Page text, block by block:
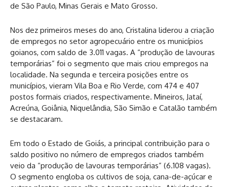
de São Paulo, Minas Gerais e Mato Grosso.
Nos dez primeiros meses do ano, Cristalina liderou a criação
de empregos no setor agropecuário entre os municípios
goianos, com saldo de 3.011 vagas. A “produção de lavouras
temporárias” foi o segmento que mais criou empregos na
localidade. Na segunda e terceira posições entre os
municípios, vieram Vila Boa e Rio Verde, com 474 e 407
postos formais criados, respectivamente. Mineiros, Jataí,
Acreúna, Goiânia, Niquelândia, São Simão e Catalão também
se destacaram.
Em todo o Estado de Goiás, a principal contribuição para o
saldo positivo no número de empregos criados também
veio da “produção de lavouras temporárias” (6.108 vagas).
O segmento engloba os cultivos de soja, cana-de-açúcar e